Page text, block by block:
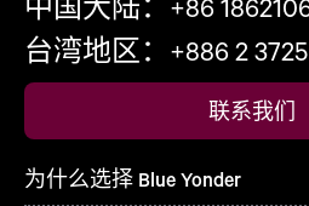
台湾地区：+886 2
联系我们
为什么选择 Blue Yonder